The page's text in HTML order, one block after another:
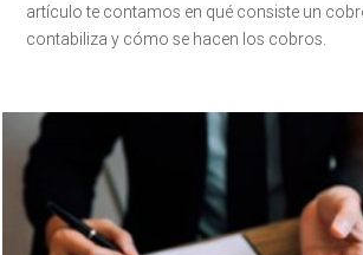
artículo te contamos en qué consiste un
contabiliza y cómo se hacen los cobros.